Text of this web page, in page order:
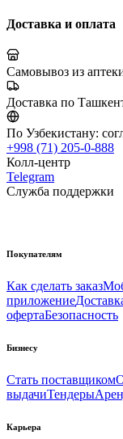
Доставка и оплата
Самовывоз из
Доставка по
По Узбекистану:
+998 (71) 205-0-888
Колл-центр
Telegram
Служба поддержки
Покупателям
Как сделать заказ
приложение
офертаБезопасность
Бизнесу
Стать поставщиком
выдачиТендеры
Карьера